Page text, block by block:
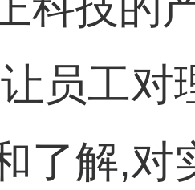
员工对
了解,对